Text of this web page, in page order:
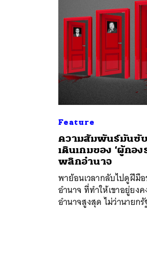
Feature
ความสัมพันธ์มันซั
เดินเกมของ ‘ผู้กอง
พลิกอำนาจ
พาย้อนเวลากลับไปดูฝีมื
อำนาจ ที่ทำให้เขาอยู่ยง
อำนาจสูงสุด ไม่ว่านายก